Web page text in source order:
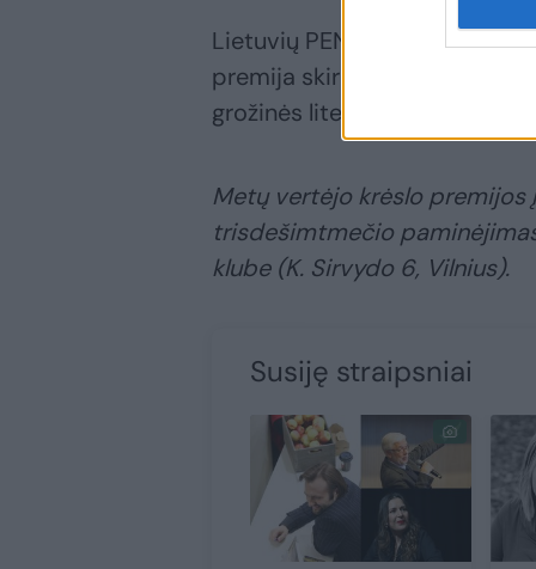
Lietuvių PEN centro ir
premija skiriama nuo 2001
grožinės literatūros ir
Metų vertėjo krėslo premijos
trisdešimtmečio
klube (K. Sirvydo 6, Vilnius).
Susiję straipsniai